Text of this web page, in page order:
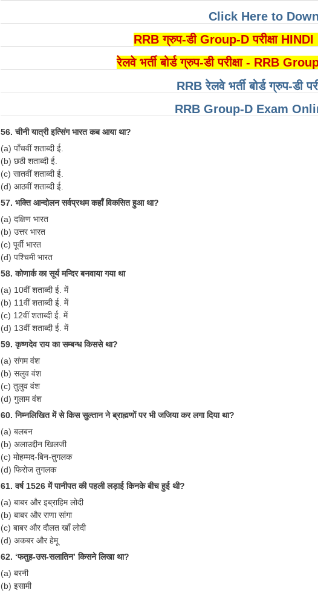
Click Here to
RRB ग्रुप-डी Group-D परीक्षा
रेलवे भर्ती बोर्ड ग्रुप-डी परीक्षा - RRB
RRB रेलवे भर्ती बोर्ड ग्रुप-डी
RRB Group-D Exam
56. चीनी यात्री इत्सिंग भारत कब आया था?
(a) पाँचवीं शताब्दी ई.
(b) छठी शताब्दी ई.
(c) सातवीं शताब्दी ई.
(d) आठवीं शताब्दी ई.
57. भक्ति आन्दोलन सर्वप्रथम कहाँ विकसित हुआ था?
(a) दक्षिण भारत
(b) उत्तर भारत
(c) पूर्वी भारत
(d) पश्चिमी भारत
58. कोणार्क का सूर्य मन्दिर बनवाया गया था
(a) 10वीं शताब्दी ई. में
(b) 11वीं शताब्दी ई. में
(c) 12वीं शताब्दी ई. में
(d) 13वीं शताब्दी ई. में
59. कृष्णदेव राय का सम्बन्ध किससे था?
(a) संगम वंश
(b) सलुव वंश
(c) तुलुव वंश
(d) गुलाम वंश
60. निम्नलिखित में से किस सुल्तान ने ब्राह्मणों पर भी जजिया कर लगा दिया था?
(a) बलबन
(b) अलाउद्दीन खिलजी
(c) मोहम्मद-बिन-तुगलक
(d) फिरोज तुगलक
61. वर्ष 1526 में पानीपत की पहली लड़ाई किनके बीच हुई थी?
(a) बाबर और इब्राहिम लोदी
(b) बाबर और राणा सांगा
(c) बाबर और दौलत खाँ लोदी
(d) अकबर और हेमू
62. ‘फतुह-उस-सलातिन’ किसने लिखा था?
(a) बरनी
(b) इसामी